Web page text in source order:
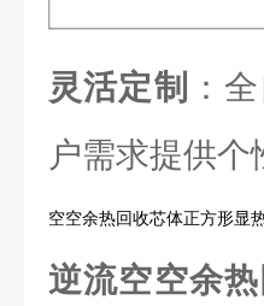
灵活定制
：
户需求提供个
空空余热回收芯体正方形显
逆流空空余